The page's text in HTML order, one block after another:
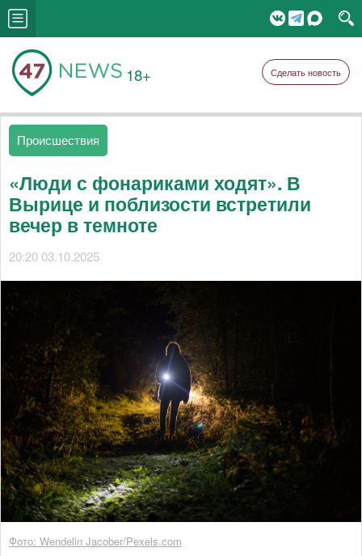
18+ Сделать новость
Происшествия
«Люди с фонариками ходят». В
Вырице и поблизости встретили
вечер в темноте
20:20 03.10.2025
Фото: Wendelin Jacober/Pexels.com